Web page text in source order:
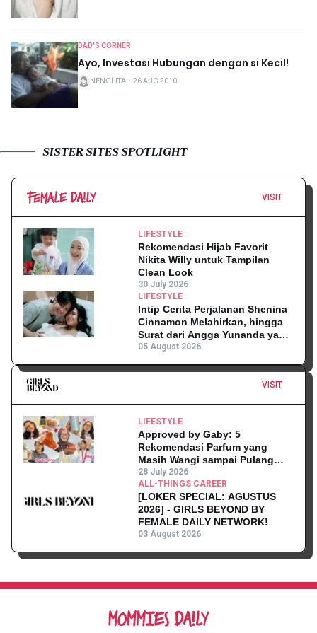
DAD'S CORNER
Ayo, Investasi Hubungan dengan si Kecil!
NENGLITA ・ 26 AUG 2010
SISTER SITES SPOTLIGHT
VISIT
LIFESTYLE
Rekomendasi Hijab Favorit
Nikita Willy untuk Tampilan
Clean Look
30 July 2026
LIFESTYLE
Intip Cerita Perjalanan Shenina
Cinnamon Melahirkan, hingga
Surat dari Angga Yunanda yang
Mengharukan!
05 August 2026
VISIT
LIFESTYLE
Approved by Gaby: 5
Rekomendasi Parfum yang
Masih Wangi sampai Pulang
Kantor
28 July 2026
ALL-THINGS CAREER
[LOKER SPECIAL: AGUSTUS
2026] - GIRLS BEYOND BY
FEMALE DAILY NETWORK!
03 August 2026